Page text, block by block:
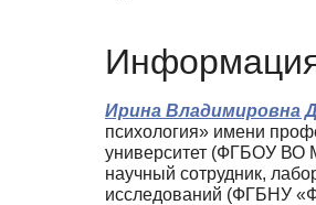
Ирина Владимировна
психология» имени
университет (ФГБОУ ВО
научный сотрудник,
исследований (ФГБНУ